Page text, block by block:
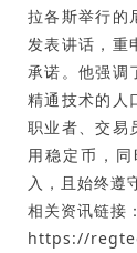
拉各斯举行的
发表讲话，重
承诺。他强调
精通技术的人
职业者、交易
用稳定币，
入，且始终遵
相关资讯链接：
https://